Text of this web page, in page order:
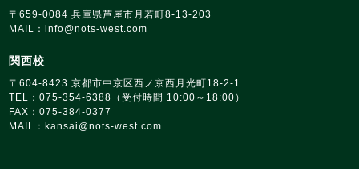
〒659‑0084 兵庫県芦屋市月若町8‑13‑203
MAIL：info@nots‑west.com
関西校
〒604-8423 京都市中京区西ノ京西月光町18‑2‑1
TEL：075-354-6388（受付時間 10:00～18:00）
FAX：075-384-0377
MAIL： kansai@nots‑west.com